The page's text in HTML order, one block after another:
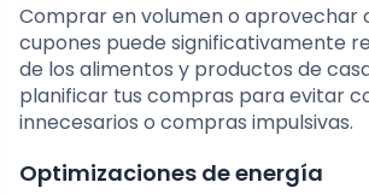
Comprar en volumen o aprovechar
cupones puede significativamente
de los alimentos y productos de
planificar tus compras para evitar
innecesarios o compras impulsivas.
Optimizaciones de energía